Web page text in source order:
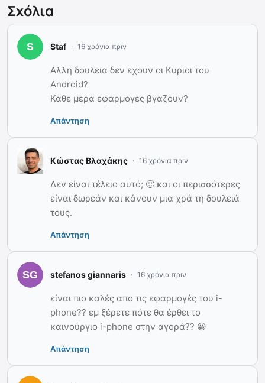
Σχόλια
Staf 16 χρόνια πριν
Aλλη δουλεια δεν εχουν οι Κυριοι του
Android?
Καθε μερα εφαρμογες βγαζουν?
Απάντηση
Κώστας Βλαχάκης 16 χρόνια πριν
Δεν είναι τέλειο αυτό; 🙂 και οι περισσότερες
είναι δωρεάν και κάνουν μια χρά τη δουλειά
τους.
Απάντηση
stefanos giannaris 16 χρόνια πριν
είναι πιο καλές απο τις εφαρμογές του i-
phone?? εμ ξέρετε πότε θα έρθει το
καινούργιο i-phone στην αγορά?? 😀
Απάντηση